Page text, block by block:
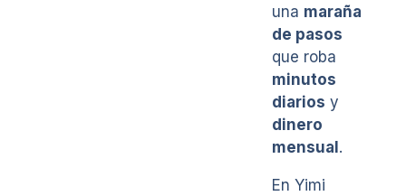
una maraña
de pasos
que roba
minutos
diarios y
dinero
mensual .
En Yimi